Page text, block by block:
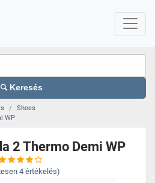
Keresés
Shoes
WP
2 Thermo Demi WP
4 értékelés)